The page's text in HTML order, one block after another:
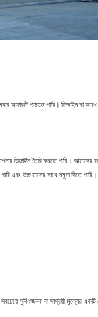
অফারটি পাঠাতে পারি। ডিজাইন বা
ডিজাইন তৈরি করতে পারি। আমাদের
এবং উচ্চ মানের সাথে নমুনা দিতে পারি।
সুবিধাজনক বা সাশ্রয়ী মূল্যের একটি